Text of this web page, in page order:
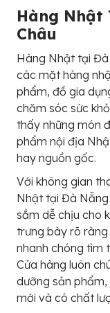
Hàng Nhật
Châu
Hàng Nhật tại
các mặt hàng
phẩm, đồ gia
chăm sóc sức
thấy những món
phẩm nội địa
hay nguồn gốc.
Với không gian
Nhật tại Đà
sắm dễ chịu cho
trưng bày rõ
nhanh chóng tìm
Cửa hàng luôn
dưỡng sản
mới và có chất